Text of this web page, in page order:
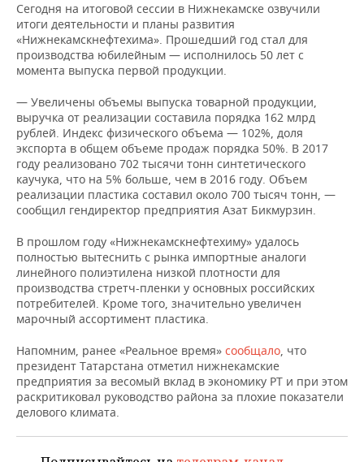
ВУЗЫ ТАТАРСТАНА
КОМУ ПРИНАДЛЕЖАТ
ТОРГОВЫЕ ЦЕНТРЫ
БАНКИ
БЮДЖЕТ
ИНВЕСТИЦИИ
АГРОПРОМ
МАШИНОСТРОЕНИЕ
НЕФТЕХИМИЯ
НЕФТЬ
ОПК
ЭНЕРГЕТИКА
НОВОСТИ НЕДВИЖИМОСТИ
АВТО
НОВОСТИ АВТО
БИЗНЕС
НОВОСТИ БИЗНЕСА
РОЗНИЧНАЯ ТОРГОВЛЯ
ТРАНСПОРТ
УСЛУГИ
ТЕХНОЛОГИИ
НОВОСТИ ТЕХНОЛОГИЙ
IT
МЕДИА
ТЕЛЕКОММУНИКАЦИИ
МЕРОПРИЯТИЯ
НОВОСТИ МЕРОПРИЯТИЙ
ВЫЕЗДНАЯ РЕДАКЦИЯ
БИЗНЕС-БРАНЧИ
ONLINE-КОНФЕРЕНЦИИ
ОТКРЫТАЯ ЛЕКЦИЯ
СПОРТ
НОВОСТИ СПОРТА
ФУТБОЛ
ХОККЕЙ
БАСКЕТБОЛ
ВОЛЕЙБОЛ
КИБЕРСПОРТ
ФИГУРНОЕ КАТАНИЕ
ОБЩЕСТВО
НОВОСТИ ОБЩЕСТВА
ВЛАСТЬ
ИНФРАСТРУКТУРА
ИСТОРИЯ
КУЛЬТУРА
МЕДИЦИНА
ФОТОГАЛЕРЕЯ
СЮЖЕТЫ
СПРАВОЧНИК
СПИСОК ПЕРСОН
СПИСОК КОМПАНИЙ
ПОЛНАЯ ВЕРСИЯ
Сегодня на итоговой сессии в Нижнекамске озвучили
итоги деятельности и планы развития
«Нижнекамскнефтехима». Прошедший год стал для
производства юбилейным — исполнилось 50 лет с
момента выпуска первой продукции.
— Увеличены объемы выпуска товарной продукции,
выручка от реализации составила порядка 162 млрд
рублей. Индекс физического объема — 102%, доля
экспорта в общем объеме продаж порядка 50%. В 2017
году реализовано 702 тысячи тонн синтетического
каучука, что на 5% больше, чем в 2016 году. Объем
реализации пластика составил около 700 тысяч тонн, —
сообщил гендиректор предприятия Азат Бикмурзин.
В прошлом году «Нижнекамскнефтехиму» удалось
полностью вытеснить с рынка импортные аналоги
линейного полиэтилена низкой плотности для
производства стретч-пленки у основных российских
потребителей. Кроме того, значительно увеличен
марочный ассортимент пластика.
Напомним, ранее «Реальное время» сообщало, что
президент Татарстана отметил нижнекамские
предприятия за весомый вклад в экономику РТ и при этом
раскритиковал руководство района за плохие показатели
делового климата.